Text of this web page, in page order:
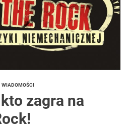
WIADOMOŚCI
zagra na